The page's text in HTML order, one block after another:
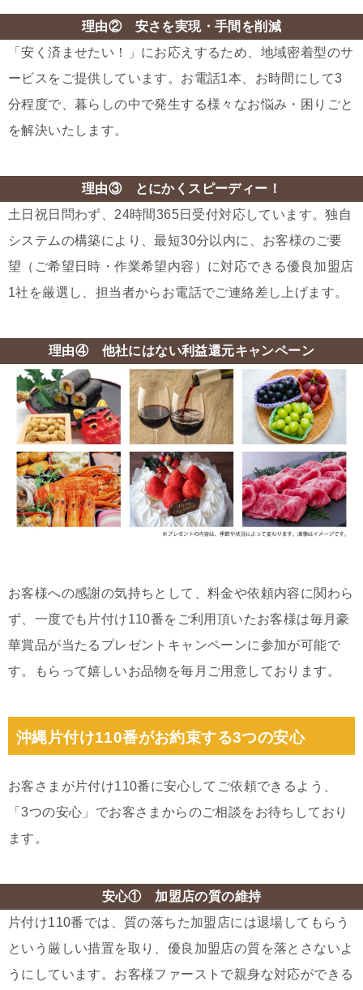
理由② 安さを実現・手間を削減
「安く済ませたい！」にお応えするため、地域密着型のサ
ービスをご提供しています。お電話1本、お時間にして3
分程度で、暮らしの中で発生する様々なお悩み・困りごと
を解決いたします。
理由③ とにかくスピーディー！
土日祝日問わず、24時間365日受付対応しています。独自
システムの構築により、最短30分以内に、お客様のご要
望（ご希望日時・作業希望内容）に対応できる優良加盟店
1社を厳選し、担当者からお電話でご連絡差し上げます。
理由④ 他社にはない利益還元キャンペーン
お客様への感謝の気持ちとして、料金や依頼内容に関わら
ず、一度でも片付け110番をご利用頂いたお客様は毎月豪
華賞品が当たるプレゼントキャンペーンに参加が可能で
す。もらって嬉しいお品物を毎月ご用意しております。
沖縄片付け110番がお約束する3つの安心
お客さまが片付け110番に安心してご依頼できるよう、
「3つの安心」でお客さまからのご相談をお待ちしており
ます。
安心① 加盟店の質の維持
片付け110番では、質の落ちた加盟店には退場してもらう
という厳しい措置を取り、優良加盟店の質を落とさないよ
うにしています。お客様ファーストで親身な対応ができる